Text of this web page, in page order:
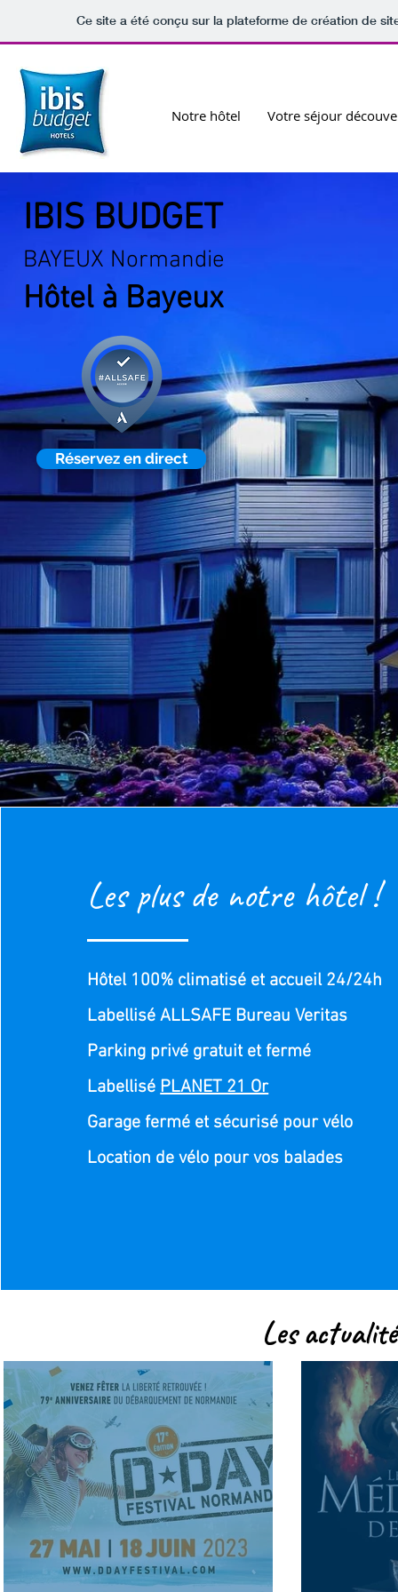
Ce site a été conçu sur la plateforme de création de
Notre hôtel Votre séjour
Réservez en direct
IBIS BUDGET
BAYEUX Normandie
Hôtel à Bayeux
Les plus de notre hôtel !
Hôtel 100% climatisé et accueil 24/24h
Labellisé ALLSAFE Bureau Veritas
Parking privé gratuit et fermé
LabelliséPLANET 21 Or
Garage fermé et sécurisé pour vélo
Location de vélo pour vos balades
Les